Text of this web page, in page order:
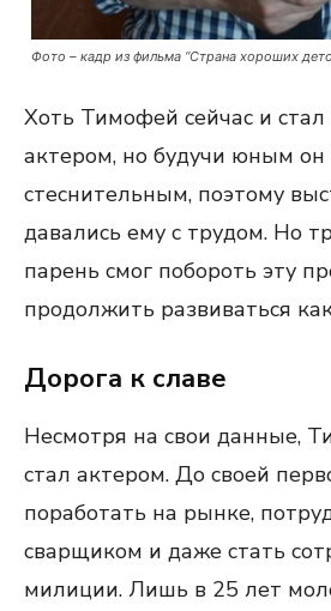
Фото – кадр из фильма “Страна хороших
Хоть Тимофей сейчас и
актером, но будучи юным
стеснительным, поэтому
давались ему с трудом. Но
парень смог побороть эту
продолжить развиваться
Дорога к славе
Несмотря на свои данные,
стал актером. До своей
поработать на рынке,
сварщиком и даже стать
милиции. Лишь в 25 лет